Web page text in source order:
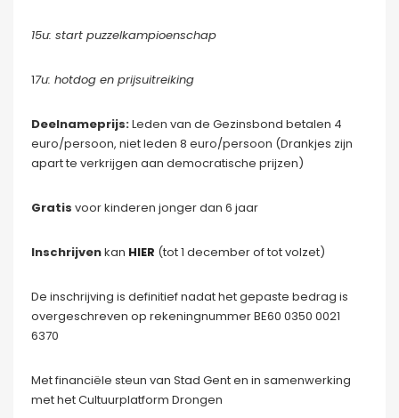
15u: start puzzelkampioenschap
17u: hotdog en prijsuitreiking
Deelnameprijs:Leden van de Gezinsbond betalen 4
euro/persoon, niet leden 8 euro/persoon (Drankjes zijn
apart te verkrijgen aan democratische prijzen)
Gratis voor kinderen jonger dan 6 jaar
Inschrijvenkan HIER (tot 1 december of tot volzet)
De inschrijving is definitief nadat het gepaste bedrag is
overgeschreven op rekeningnummer BE60 0350 0021
6370
Met financiële steun van Stad Gent en in samenwerking
met het Cultuurplatform Drongen